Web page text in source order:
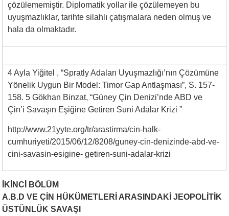
çözülememiştir. Diplomatik yollar ile çözülemeyen bu
uyuşmazlıklar, tarihte silahlı çatışmalara neden olmuş ve
hala da olmaktadır.
4 Ayla Yiğitel , “Spratly Adaları Uyuşmazlığı’nın Çözümüne
Yönelik Uygun Bir Model: Timor Gap Antlaşması”, S. 157-
158. 5 Gökhan Binzat, “Güney Çin Denizi’nde ABD ve
Çin’i Savaşın Eşiğine Getiren Suni Adalar Krizi ”
http://www.21yyte.org/tr/arastirma/cin-halk-
cumhuriyeti/2015/06/12/8208/guney-cin-denizinde-abd-ve-
cini-savasin-esigine- getiren-suni-adalar-krizi
İKİNCİ BÖLÜM
A.B.D VE ÇİN HÜKÜMETLERİ ARASINDAKİ JEOPOLİTİK
ÜSTÜNLÜK SAVAŞI